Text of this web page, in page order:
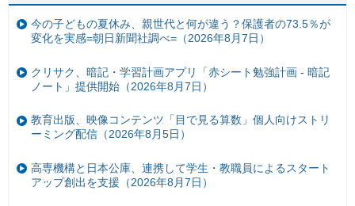
今の子どもの夏休み、親世代と何が違う？保護者の73.5％が
変化を実感=朝日新聞社調べ=（2026年8月7日）
クリサク、暗記・学習計画アプリ「赤シート勉強計画 - 暗記
ノート」提供開始（2026年8月7日）
教育出版、映像コンテンツ「目で見る算数」個人向けストリ
ーミング配信（2026年8月5日）
高専機構と日本公庫、連携して学生・教職員によるスタート
アップ創出を支援（2026年8月7日）